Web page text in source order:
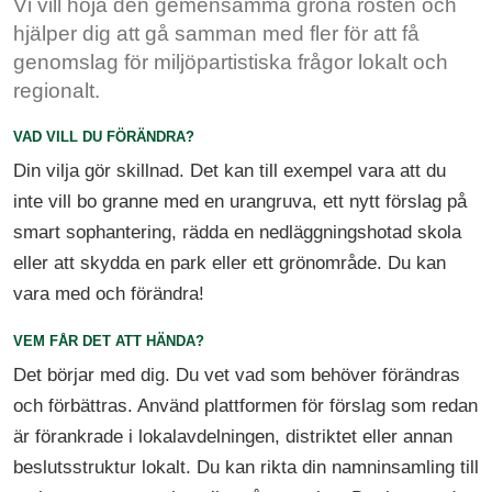
Vi vill höja den gemensamma gröna rösten och
hjälper dig att gå samman med fler för att få
genomslag för miljöpartistiska frågor lokalt och
regionalt.
VAD VILL DU FÖRÄNDRA?
Din vilja gör skillnad. Det kan till exempel vara att du
inte vill bo granne med en urangruva, ett nytt förslag på
smart sophantering, rädda en nedläggningshotad skola
eller att skydda en park eller ett grönområde. Du kan
vara med och förändra!
VEM FÅR DET ATT HÄNDA?
Det börjar med dig. Du vet vad som behöver förändras
och förbättras. Använd plattformen för förslag som redan
är förankrade i lokalavdelningen, distriktet eller annan
beslutsstruktur lokalt. Du kan rikta din namninsamling till